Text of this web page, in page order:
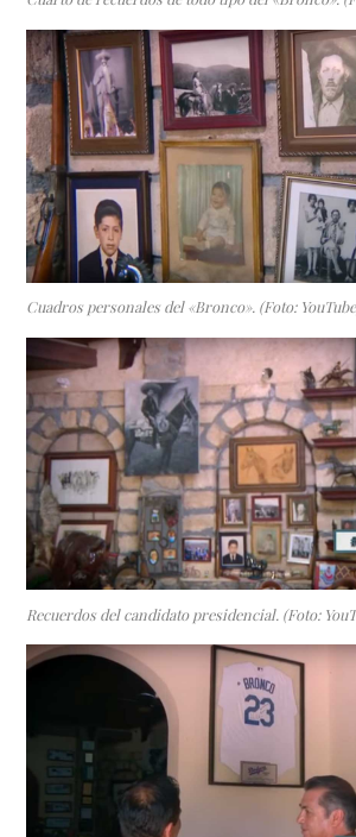
Cuadros personales del «Bronco». (Foto:
Recuerdos del candidato presidencial. (Foto: